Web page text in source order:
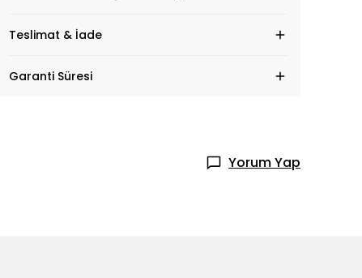
Teslimat & İade
Garanti Süresi
Yorum Yap